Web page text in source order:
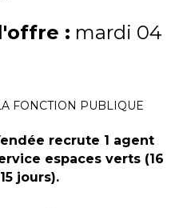
: mardi 04
FONCTION PUBLIQUE
recrute 1 agent
espaces verts (16
jours).